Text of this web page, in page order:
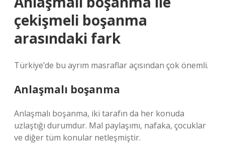
çekişmeli boşanma
arasındaki fark
Türkiye’de bu ayrım masraflar açısından çok önemli.
Anlaşmalı boşanma
Anlaşmalı boşanma, iki tarafın da her konuda
uzlaştığı durumdur. Mal paylaşımı, nafaka, çocuklar
ve diğer tüm konular netleşmiştir.